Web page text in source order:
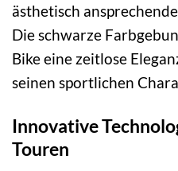
ästhetisch
Die schwarze
Bike eine zeitlose
seinen sportlichen
Innovative
Touren